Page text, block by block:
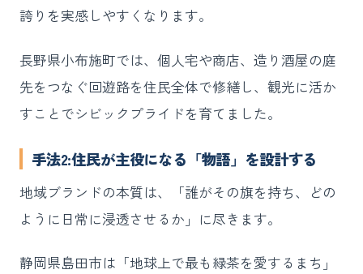
誇りを実感しやすくなります。
長野県小布施町では、個人宅や商店、造り酒屋の庭
先をつなぐ回遊路を住民全体で修繕し、観光に活か
すことでシビックプライドを育てました。
手法2:住民が主役になる「物語」を設計する
地域ブランドの本質は、「誰がその旗を持ち、どの
ように日常に浸透させるか」に尽きます。
静岡県島田市は「地球上で最も緑茶を愛するまち」